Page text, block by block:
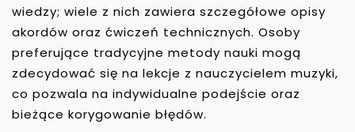
wiedzy; wiele z nich zawiera szczegółowe opisy
akordów oraz ćwiczeń technicznych. Osoby
preferujące tradycyjne metody nauki mogą
zdecydować się na lekcje z nauczycielem muzyki,
co pozwala na indywidualne podejście oraz
bieżące korygowanie błędów.